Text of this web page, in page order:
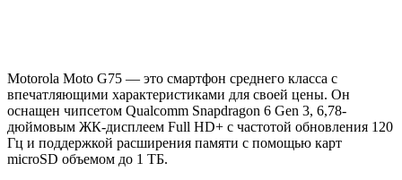
Motorola Moto G75 — это смартфон среднего класса с
впечатляющими характеристиками для своей цены. Он
оснащен чипсетом Qualcomm Snapdragon 6 Gen 3, 6,78-
дюймовым ЖК-дисплеем Full HD+ с частотой обновления 120
Гц и поддержкой расширения памяти с помощью карт
microSD объемом до 1 ТБ.